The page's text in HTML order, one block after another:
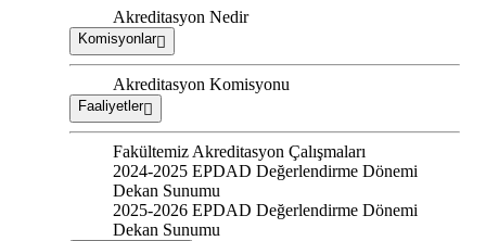
Akreditasyon Nedir
Komisyonlar
Akreditasyon Komisyonu
Faaliyetler
Fakültemiz Akreditasyon Çalışmaları
2024-2025 EPDAD Değerlendirme Dönemi
Dekan Sunumu
2025-2026 EPDAD Değerlendirme Dönemi
Dekan Sunumu